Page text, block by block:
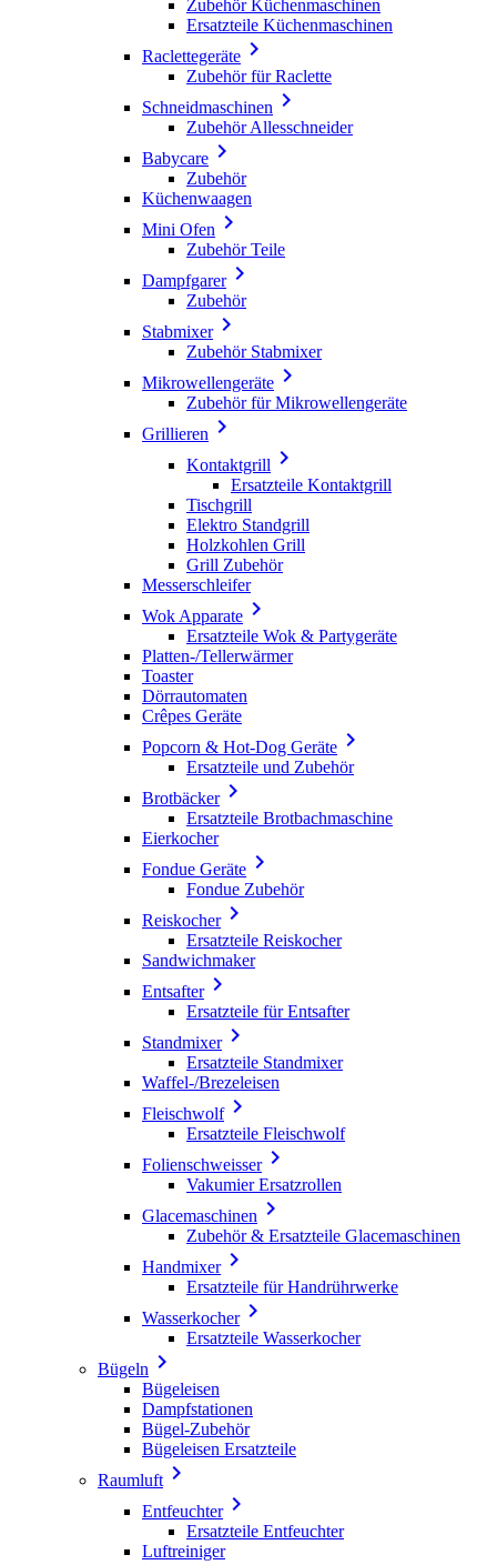
Zubehör Küchenmaschinen
Ersatzteile Küchenmaschinen
Raclettegeräte 
Zubehör für Raclette
Schneidmaschinen 
Zubehör Allesschneider
Babycare 
Zubehör
Küchenwaagen
Mini Ofen 
Zubehör Teile
Dampfgarer
Zubehör
Stabmixer
Zubehör Stabmixer
Mikrowellengeräte 
Zubehör für Mikrowellengeräte
Grillieren 
Kontaktgrill 
Ersatzteile Kontaktgrill
Tischgrill
Elektro Standgrill
Holzkohlen Grill
Grill Zubehör
Messerschleifer
Wok Apparate 
Ersatzteile Wok & Partygeräte
Platten-/Tellerwärmer
Toaster
Dörrautomaten
Crêpes Geräte
Popcorn & Hot-Dog Geräte 
Ersatzteile und Zubehör
Brotbäcker
Ersatzteile Brotbachmaschine
Eierkocher
Fondue Geräte 
Fondue Zubehör
Reiskocher
Ersatzteile Reiskocher
Sandwichmaker
Entsafter
Ersatzteile für Entsafter
Standmixer
Ersatzteile Standmixer
Waffel-/Brezeleisen
Fleischwolf
Ersatzteile Fleischwolf
Folienschweisser
Vakumier Ersatzrollen
Glacemaschinen 
Zubehör & Ersatzteile Glacemaschinen
Handmixer
Ersatzteile für Handrührwerke
Wasserkocher
Ersatzteile Wasserkocher
Bügeln 
Bügeleisen
Dampfstationen
Bügel-Zubehör
Bügeleisen Ersatzteile
Raumluft 
Entfeuchter
Ersatzteile Entfeuchter
Luftreiniger